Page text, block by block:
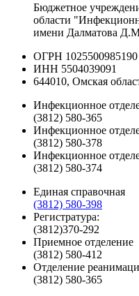
Бюджетное
области
имени Далматова
ОГРН 1025500985190
ИНН 5504039091
644010, Омская
Инфекционное
(3812) 580-365
Инфекционное
(3812) 580-378
Инфекционное
(3812) 580-374
Единая справочная
(3812) 580-398
Регистратура:
(3812)370-292
Приемное отделение
(3812) 580-412
Отделение
(3812) 580-365